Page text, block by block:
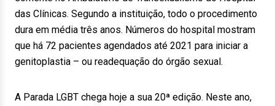
das Clínicas. Segundo a instituição, todo o procedimento
dura em média três anos. Números do hospital mostram
que há 72 pacientes agendados até 2021 para iniciar a
genitoplastia – ou readequação do órgão sexual.
A Parada LGBT chega hoje a sua 20ª edição. Neste ano,